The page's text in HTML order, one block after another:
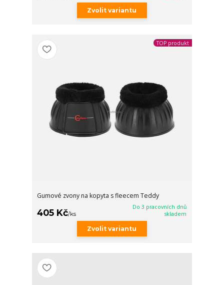
Zvolit variantu
TOP produkt
Gumové zvony na kopyta s fleecem Teddy
405 Kč/ks
Do 3 pracovních dnů
skladem
Zvolit variantu